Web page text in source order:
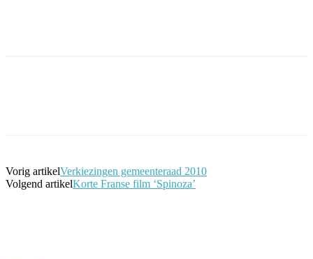
Vorig artikelVerkiezingen gemeenteraad 2010
Volgend artikelKorte Franse film ‘Spinoza’